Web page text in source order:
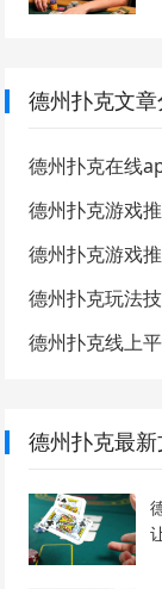
德州扑克文
德州扑克在线
德州扑克游戏
德州扑克游戏
德州扑克玩法
德州扑克线上
德州扑克最